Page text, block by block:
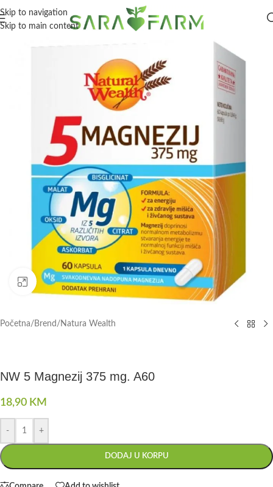
Skip to navigation
Skip to main content
Click to enlarge
Početna/ Brend / Natura Wealth
NW 5 Magnezij 375 mg. A60
18,90 KM
- +
DODAJ U KORPU